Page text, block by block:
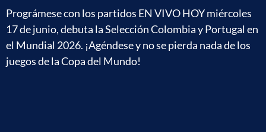
Prográmese con los partidos EN VIVO HOY miércoles
17 de junio, debuta la Selección Colombia y Portugal en
el Mundial 2026. ¡Agéndese y no se pierda nada de los
juegos de la Copa del Mundo!